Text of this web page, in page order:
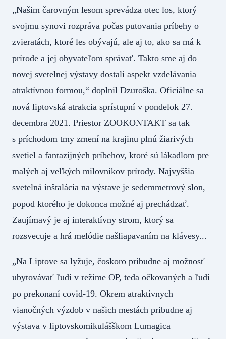
„Našim čarovným lesom sprevádza otec los, ktorý
svojmu synovi rozpráva počas putovania príbehy o
zvieratách, ktoré les obývajú, ale aj to, ako sa má k
prírode a jej obyvateľom správať. Takto sme aj do
novej svetelnej výstavy dostali aspekt vzdelávania
atraktívnou formou,“ doplnil Dzuroška. Oficiálne sa
nová liptovská atrakcia sprístupní v pondelok 27.
decembra 2021. Priestor ZOOKONTAKT sa tak
s príchodom tmy zmení na krajinu plnú žiarivých
svetiel a fantazijných príbehov, ktoré sú lákadlom pre
malých aj veľkých milovníkov prírody. Najvyššia
svetelná inštalácia na výstave je sedemmetrový slon,
popod ktorého je dokonca možné aj prechádzať.
Zaujímavý je aj interaktívny strom, ktorý sa
rozsvecuje a hrá melódie našliapavaním na klávesy...
„Na Liptove sa lyžuje, čoskoro pribudne aj možnosť
ubytovávať ľudí v režime OP, teda očkovaných a ľudí
po prekonaní covid-19. Okrem atraktívnych
vianočných výzdob v našich mestách pribudne aj
výstava v liptovskomikulášškom Lumagica